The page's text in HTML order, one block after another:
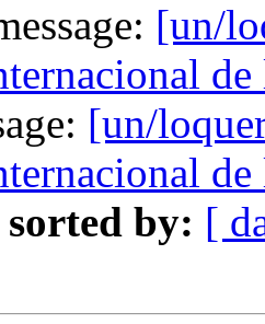
[un/
de
[un/
de
sorted by: [